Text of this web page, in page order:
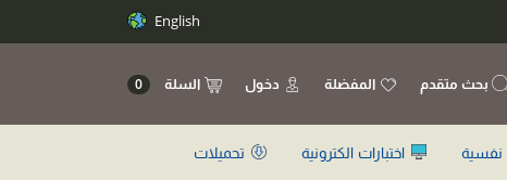
English
بحث متقدم المفضلة دخول السلة 0
نفسية اختبارات الكترونية
تحميلات